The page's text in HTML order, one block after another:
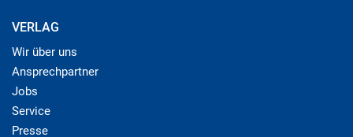
VERLAG
Wir über uns
Ansprechpartner
Jobs
Service
Presse